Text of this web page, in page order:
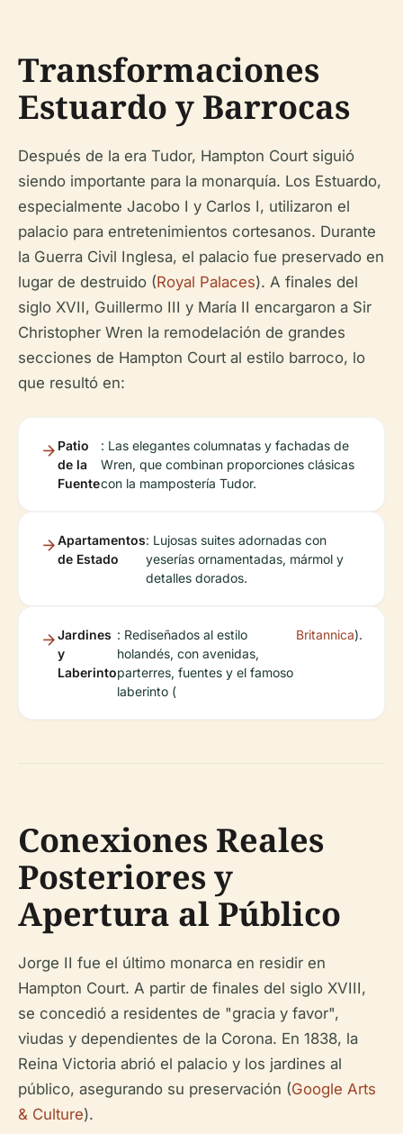
Transformaciones
Estuardo y Barrocas
Después de la era Tudor, Hampton Court siguió
siendo importante para la monarquía. Los Estuardo,
especialmente Jacobo I y Carlos I, utilizaron el
palacio para entretenimientos cortesanos. Durante
la Guerra Civil Inglesa, el palacio fue preservado en
lugar de destruido (Royal Palaces). A finales del
siglo XVII, Guillermo III y María II encargaron a Sir
Christopher Wren la remodelación de grandes
secciones de Hampton Court al estilo barroco, lo
que resultó en:
Patio
de la
Fuente
: Las elegantes columnatas y fachadas de
Wren, que combinan proporciones clásicas
con la mampostería Tudor.
Apartamentos
de Estado
: Lujosas suites adornadas con
yeserías ornamentadas, mármol y
detalles dorados.
Jardines
y
Laberinto
: Rediseñados al estilo
holandés, con avenidas,
parterres, fuentes y el famoso
laberinto (
Britannica).
Conexiones Reales
Posteriores y
Apertura al Público
Jorge II fue el último monarca en residir en
Hampton Court. A partir de finales del siglo XVIII,
se concedió a residentes de "gracia y favor",
viudas y dependientes de la Corona. En 1838, la
Reina Victoria abrió el palacio y los jardines al
público, asegurando su preservación (Google Arts
& Culture).